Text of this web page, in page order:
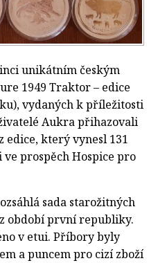
unikátním českým
1949 Traktor – edice
vydaných k příležitosti
Aukra přihazovali
edice, který vynesl 131
prospěch Hospice pro
sada starožitných
období první republiky.
v etui. Příbory byly
a puncem pro cizí zboží